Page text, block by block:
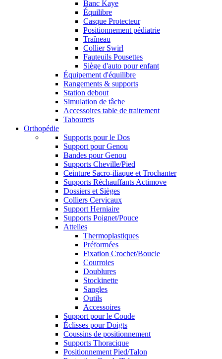
Banc Kaye
Équilibre
Casque Protecteur
Positionnement pédiatrie
Traîneau
Collier Swirl
Fauteuils Pousettes
Siège d'auto pour enfant
Équipement d'équilibre
Rangements & supports
Station debout
Simulation de tâche
Accessoires table de traitement
Tabourets
Orthopédie
Supports pour le Dos
Support pour Genou
Bandes pour Genou
Supports Cheville/Pied
Ceinture Sacro-iliaque et Trochanter
Supports Réchauffants Actimove
Dossiers et Sièges
Colliers Cervicaux
Support Herniaire
Supports Poignet/Pouce
Attelles
Thermoplastiques
Préformées
Fixation Crochet/Boucle
Courroies
Doublures
Stockinette
Sangles
Outils
Accessoires
Support pour le Coude
Éclisses pour Doigts
Coussins de positionnement
Supports Thoracique
Positionnement Pied/Talon